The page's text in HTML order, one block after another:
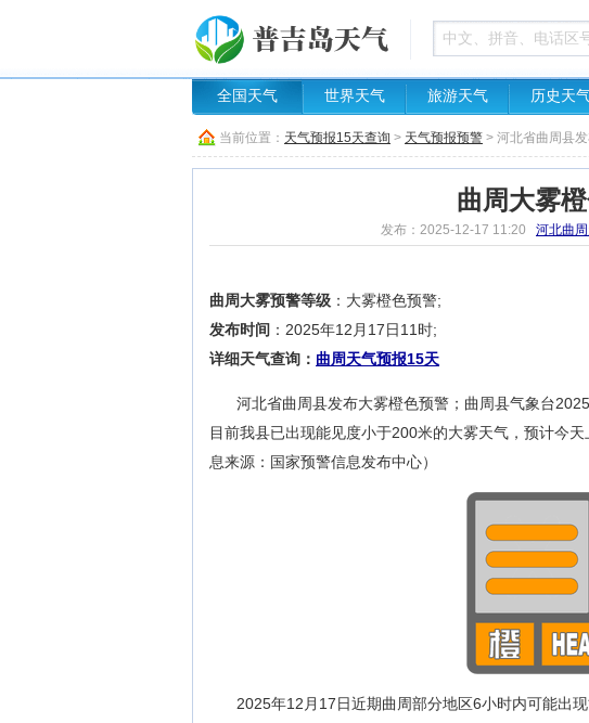
全国天气 世界天气 旅游天气 历史天
当前位置： 天气预报15天查询 > 天气预报预警 > 河北省曲周县
曲周大雾
发布：2025-12-17 11:20 河北曲
曲周大雾预警等级 ：大雾橙色预警;
发布时间 ：2025年12月17日11时;
详细天气查询： 曲周天气预报15天
河北省曲周县发布大雾橙色预警；曲周县气象台
目前我县已出现能见度小于200米的大雾天气，预计今
息来源：国家预警信息发布中心）
2025年12月17日近期曲周部分地区6小时内可能出